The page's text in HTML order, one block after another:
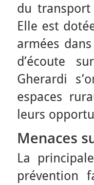
du
Elle est
armées
d’écoute
Gherardi
espaces
leurs
Menaces
La
prévention